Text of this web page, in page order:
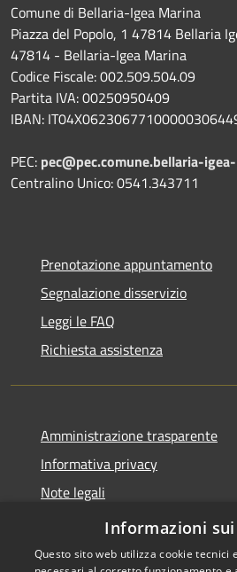
Comune di Bellaria-Igea Marina
Piazza del Popolo, 1 47814 Bellaria
47814 - Bellaria-Igea Marina
Codice Fiscale: 002.509.504.09
Partita IVA: 00250950409
IBAN:
PEC: pec@pec.comune.bellaria-
Centralino Unico: 0541.343711
Prenotazione appuntamento
Segnalazione disservizio
Leggi le FAQ
Richiesta assistenza
Amministrazione trasparente
Informativa privacy
Note legali
Dichiarazione di accessibilità
Informazioni
Questo sito web utilizza cookie tecnici